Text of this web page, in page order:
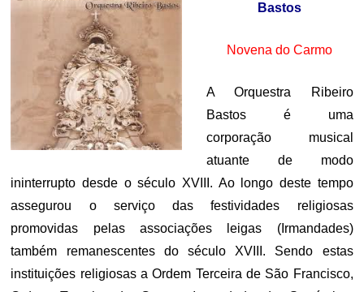
Bastos
Novena do Carmo
A Orquestra Ribeiro
Bastos é uma
corporação musical
atuante de modo
ininterrupto desde o século XVIII. Ao longo deste tempo
assegurou o serviço das festividades religiosas
promovidas pelas associações leigas (Irmandades)
também remanescentes do século XVIII. Sendo estas
instituições religiosas a Ordem Terceira de São Francisco,